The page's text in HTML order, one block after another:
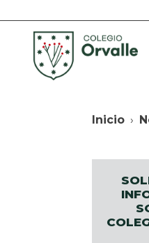
Inicio ›